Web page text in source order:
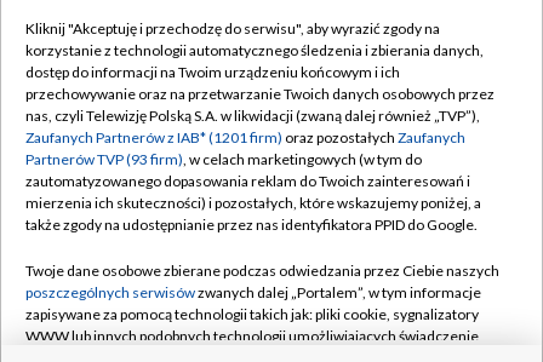
TVP
Abonament TVP
Emisja w TVP
Centrum informacji TVP
Naziemna Telewizja Cyfrowa
Rada Programowa
System NOS
Regulamin TVP
Polityka prywatności
Moje zgody
Pomoc
Kontakt
Kliknij "Akceptuję i przechodzę do serwisu", aby wyrazić zgody na
korzystanie z technologii automatycznego śledzenia i zbierania danych,
dostęp do informacji na Twoim urządzeniu końcowym i ich
przechowywanie oraz na przetwarzanie Twoich danych osobowych przez
nas, czyli Telewizję Polską S.A. w likwidacji (zwaną dalej również „TVP”),
Zaufanych Partnerów z IAB* (1201 firm) oraz pozostałych Zaufanych
Partnerów TVP (93 firm), w celach marketingowych (w tym do
zautomatyzowanego dopasowania reklam do Twoich zainteresowań i
mierzenia ich skuteczności) i pozostałych, które wskazujemy poniżej, a
także zgody na udostępnianie przez nas identyfikatora PPID do Google.
Twoje dane osobowe zbierane podczas odwiedzania przez Ciebie naszych
poszczególnych serwisówzwanych dalej „Portalem”, w tym informacje
zapisywane za pomocą technologii takich jak: pliki cookie, sygnalizatory
WWW lub innych podobnych technologii umożliwiających świadczenie